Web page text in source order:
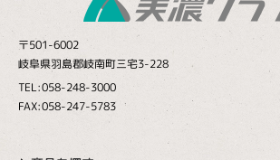
〒501-6002
岐阜県羽島郡岐南町三宅3-228
TEL:058-248-3000
FAX:058-247-5783